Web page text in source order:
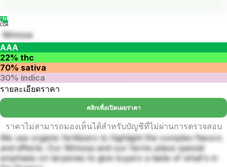
COA
Mimosa
AAA
22% thc
70% sativa
30% indica
รายละเอียดราคา
คลิกเพื่อเปิดเผยราคา
ราคาไม่สามารถมองเห็นได้สำหรับบัญชีที่ไม่ผ่านการตรวจสอบ
We use organic fertilizers to highlight the complex flavors
and effects. Our Mimosa and our farms place special
emphasis on terpenes to give buyers a taste of what's in